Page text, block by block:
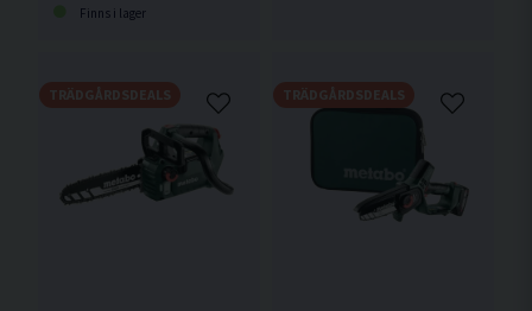
Finns i lager
TRÄDGÅRDSDEALS TRÄDGÅRDSDEALS